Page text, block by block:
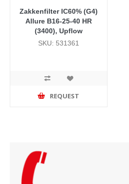
Zakkenfilter IC60% (G4)
Allure B16-25-40 HR
(3400), Upflow
SKU: 531361
REQUEST